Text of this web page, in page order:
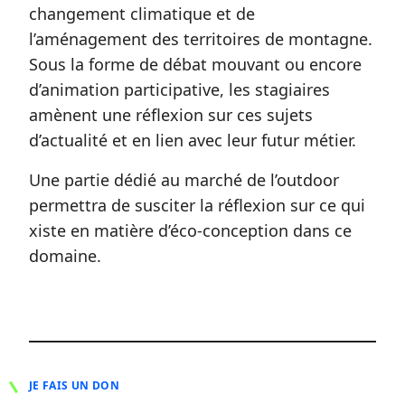
changement climatique et de
l’aménagement des territoires de montagne.
Sous la forme de débat mouvant ou encore
d’animation participative, les stagiaires
amènent une réflexion sur ces sujets
d’actualité et en lien avec leur futur métier.
Une partie dédié au marché de l’outdoor
permettra de susciter la réflexion sur ce qui
xiste en matière d’éco-conception dans ce
domaine.
JE FAIS UN DON